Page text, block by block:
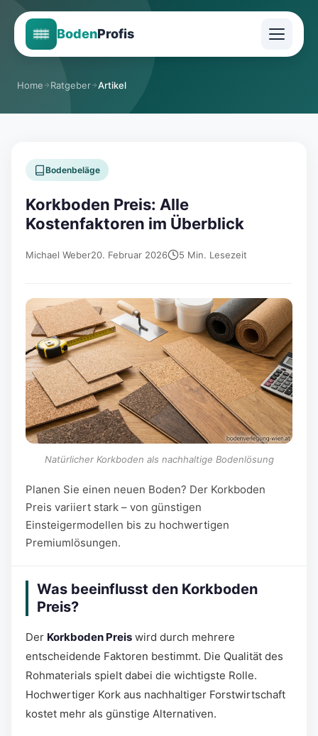
BodenProfis
Home Ratgeber Artikel
Bodenbeläge
Korkboden Preis: Alle
Kostenfaktoren im Überblick
Michael Weber20. Februar 2026 5 Min. Lesezeit
Natürlicher Korkboden als nachhaltige Bodenlösung
Planen Sie einen neuen Boden? Der Korkboden
Preis variiert stark – von günstigen
Einsteigermodellen bis zu hochwertigen
Premiumlösungen.
Was beeinflusst den Korkboden
Preis?
Der Korkboden Preis wird durch mehrere
entscheidende Faktoren bestimmt. Die Qualität des
Rohmaterials spielt dabei die wichtigste Rolle.
Hochwertiger Kork aus nachhaltiger Forstwirtschaft
kostet mehr als günstige Alternativen.